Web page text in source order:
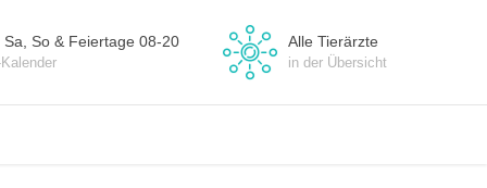
So & Feiertage 08-20 Alle Tierärzte
in der Übersicht